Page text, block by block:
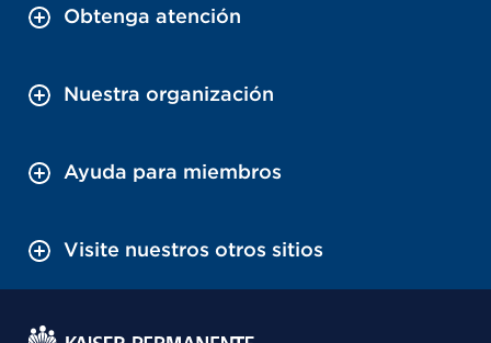
Obtenga atención
Nuestra organización
Ayuda para miembros
Visite nuestros otros sitios